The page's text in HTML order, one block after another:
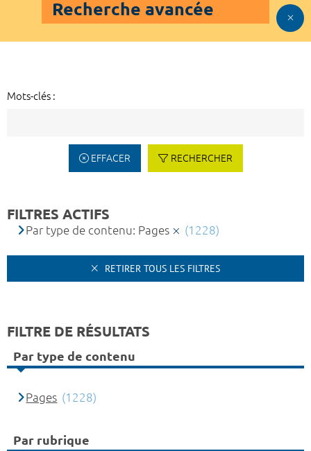
Recherche avancée
Mots-clés :
EFFACER RECHERCHER
FILTRES ACTIFS
Par type de contenu: Pages (1228)
RETIRER TOUS LES FILTRES
FILTRE DE RÉSULTATS
Par type de contenu
Pages (1228)
Par rubrique